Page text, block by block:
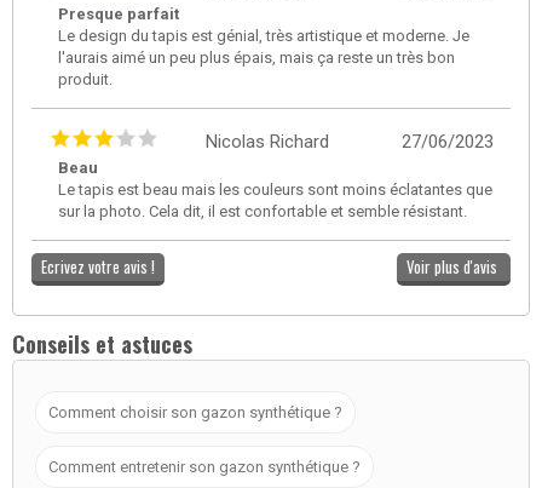
Presque parfait
Le design du tapis est génial, très artistique et moderne. Je
l'aurais aimé un peu plus épais, mais ça reste un très bon
produit.
27/06/2023
Nicolas Richard
Beau
Le tapis est beau mais les couleurs sont moins éclatantes que
sur la photo. Cela dit, il est confortable et semble résistant.
Ecrivez votre avis ! Voir plus d'avis
Conseils et astuces
Comment choisir son gazon synthétique ?
Comment entretenir son gazon synthétique ?